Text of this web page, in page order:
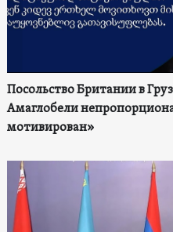
Посольство Британии в
Амаглобели
мотивирован»